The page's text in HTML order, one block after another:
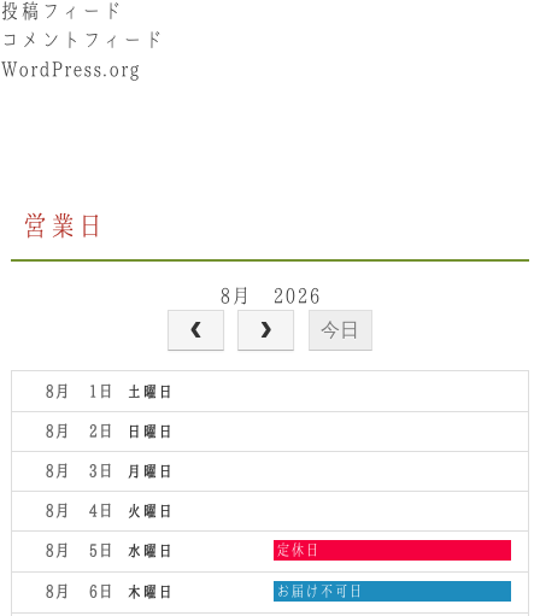
投稿フィード
コメントフィード
WordPress.org
営業日
8月 2026
今日
土曜日
8月 1
日曜日
8月 2
月曜日
8月 3
火曜日
8月 4
水曜日
8月 5
水
日,
8
定休日
木曜日
8月 6
木
お届け不可日